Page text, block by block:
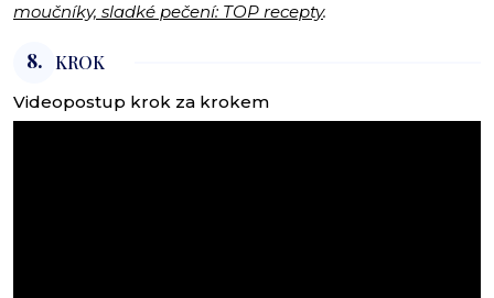
moučníky, sladké pečení: TOP recepty.
8. KROK
Videopostup krok za krokem